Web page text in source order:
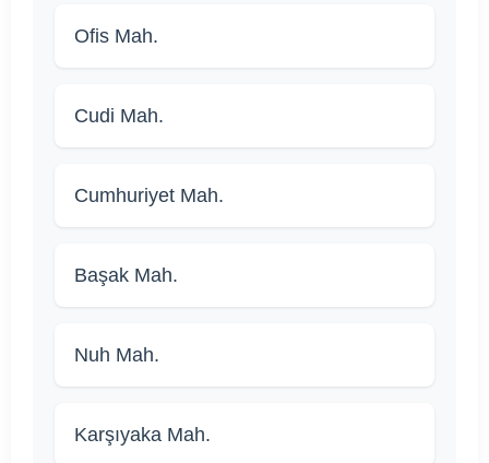
Ofis Mah.
Cudi Mah.
Cumhuriyet Mah.
Başak Mah.
Nuh Mah.
Karşıyaka Mah.